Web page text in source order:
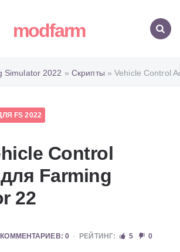
modfarm
Simulator 2022 » Скрипты » Vehicle Control
FS 2022
Control
Farming
22
КОММЕНТАРИЕВ: 0 РЕЙТИНГ: 5 0